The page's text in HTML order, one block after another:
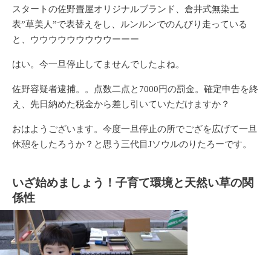
スタートの佐野畳屋オリジナルブランド、倉井式無染土
表”草美人”で表替えをし、ルンルンでのんびり走っている
と、ウウウウウウウウウーーー
はい。今一旦停止してませんでしたよね。
佐野容疑者逮捕。。点数二点と7000円の罰金。確定申告を終
え、先日納めた税金から差し引いていただけますか？
おはようございます。今度一旦停止の所でござを広げて一旦
休憩をしたろうか？と思う三代目Jソウルのりたろーです。
いざ始めましょう！子育て環境と天然い草の関
係性